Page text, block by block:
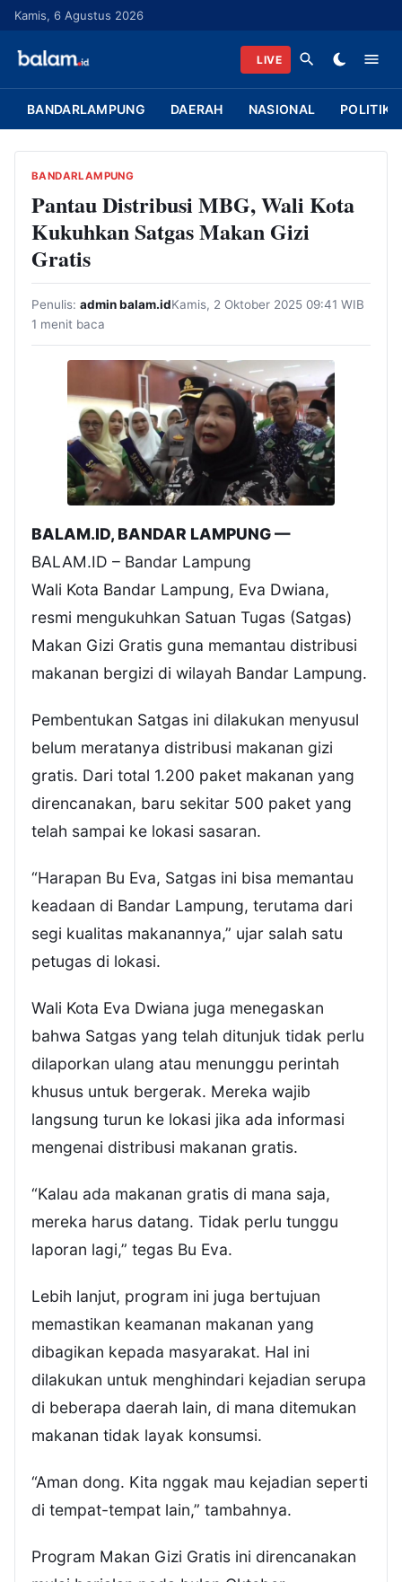
u
Kamis, 6 Agustus 2026
LIVE
BANDARLAMPUNG DAERAH NASIONAL POLITIK
BANDARLAMPUNG
Pantau Distribusi MBG, Wali Kota
Kukuhkan Satgas Makan Gizi
Gratis
Penulis: admin balam.idKamis, 2 Oktober 2025 09:41 WIB
1 menit baca
BALAM.ID, BANDAR LAMPUNG —
BALAM.ID – Bandar Lampung
Wali Kota Bandar Lampung, Eva Dwiana,
resmi mengukuhkan Satuan Tugas (Satgas)
Makan Gizi Gratis guna memantau distribusi
makanan bergizi di wilayah Bandar Lampung.
Pembentukan Satgas ini dilakukan menyusul
belum meratanya distribusi makanan gizi
gratis. Dari total 1.200 paket makanan yang
direncanakan, baru sekitar 500 paket yang
telah sampai ke lokasi sasaran.
“Harapan Bu Eva, Satgas ini bisa memantau
keadaan di Bandar Lampung, terutama dari
segi kualitas makanannya,” ujar salah satu
petugas di lokasi.
Wali Kota Eva Dwiana juga menegaskan
bahwa Satgas yang telah ditunjuk tidak perlu
dilaporkan ulang atau menunggu perintah
khusus untuk bergerak. Mereka wajib
langsung turun ke lokasi jika ada informasi
mengenai distribusi makanan gratis.
“Kalau ada makanan gratis di mana saja,
mereka harus datang. Tidak perlu tunggu
laporan lagi,” tegas Bu Eva.
Lebih lanjut, program ini juga bertujuan
memastikan keamanan makanan yang
dibagikan kepada masyarakat. Hal ini
dilakukan untuk menghindari kejadian serupa
di beberapa daerah lain, di mana ditemukan
makanan tidak layak konsumsi.
“Aman dong. Kita nggak mau kejadian seperti
di tempat-tempat lain,” tambahnya.
Program Makan Gizi Gratis ini direncanakan